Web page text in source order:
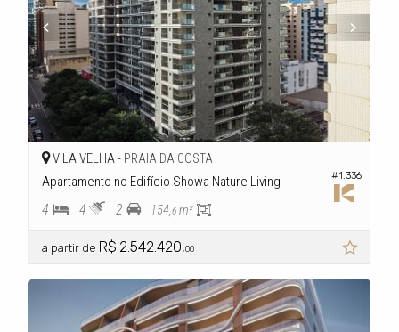
#1.336
VILA VELHA - PRAIA DA COSTA
Apartamento no Edifício Showa Nature Living
4 4 2 154,6 m²
a partir de R$ 2.542.420,00